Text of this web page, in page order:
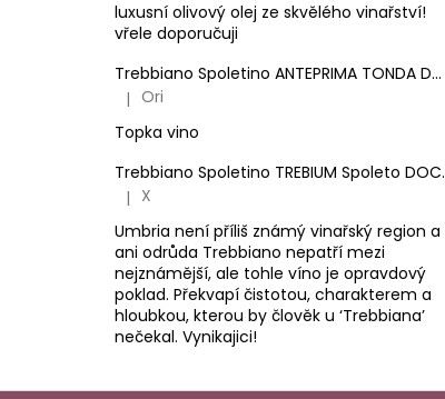
luxusní olivový olej ze skvělého vinařství!
vřele doporučuji
Trebbiano Spoletino ANTEPRIMA TONDA DOC.
Hodnocení produktu je 5 z 5 hvězdiček.
| Ori
Topka vino
Trebbiano Spoletino TREBIUM Spoleto DOC.
Hodnocení produktu je 5 z 5 hvězdiček.
| X
Umbria není příliš známý vinařský region a
ani odrůda Trebbiano nepatří mezi
nejznámější, ale tohle víno je opravdový
poklad. Překvapí čistotou, charakterem a
hloubkou, kterou by člověk u ‘Trebbiana’
nečekal. Vynikajici!